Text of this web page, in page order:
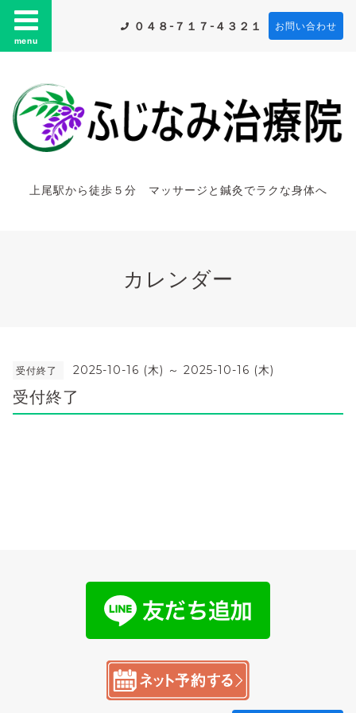
menu
０４８-７１７-４３２１ お問い合わせ
上尾駅から徒歩５分 マッサージと鍼灸でラクな身体へ
カレンダー
受付終了 2025-10-16 (木) ～ 2025-10-16 (木)
受付終了